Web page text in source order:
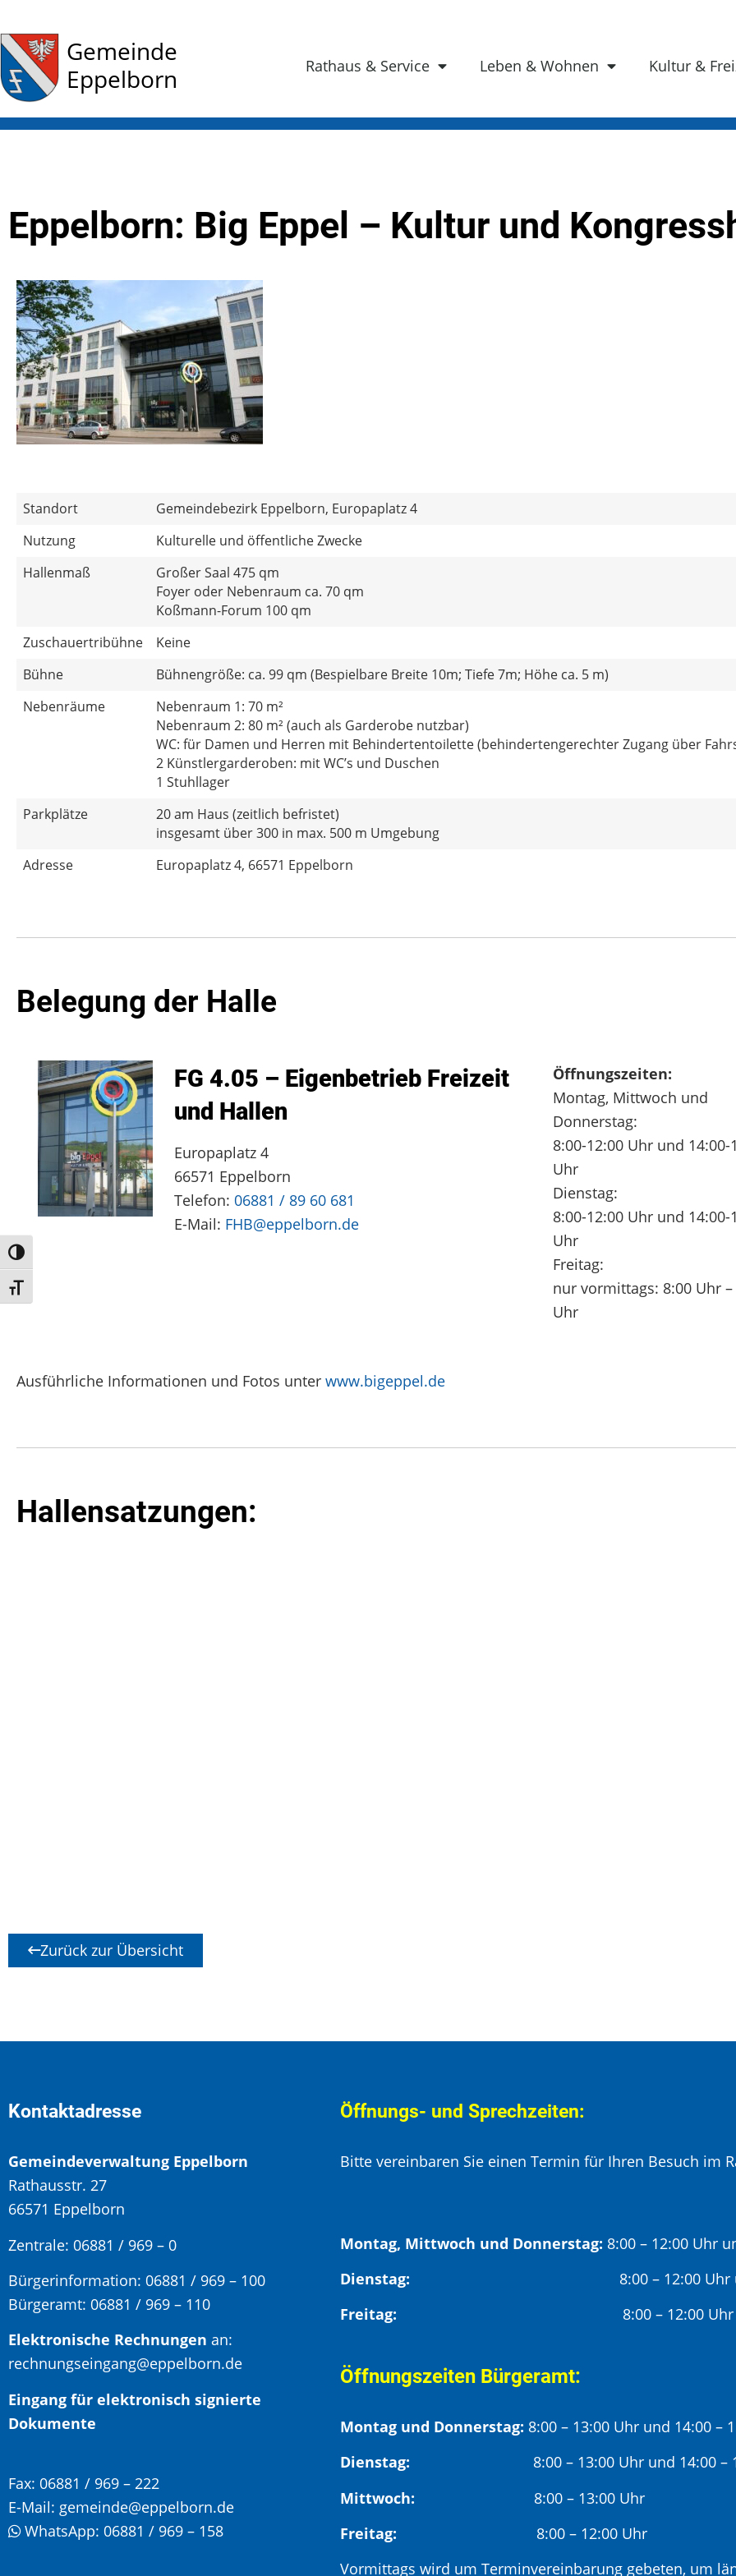
Umschalten auf hohe Kontraste
Schrift vergrößern
Gemeinde
Eppelborn
Rathaus & Service Leben & Wohnen Kultur &
Eppelborn: Big Eppel – Kultur und
Standort
Gemeindebezirk Eppelborn, Europaplatz 4
Nutzung
Kulturelle und öffentliche Zwecke
Hallenmaß
Großer Saal 475 qm
Foyer oder Nebenraum ca. 70 qm
Koßmann-Forum 100 qm
Zuschauertribühne
Keine
Bühne
Bühnengröße: ca. 99 qm (Bespielbare Breite 10m; Tiefe 7m; Höhe ca. 5 m)
Nebenräume
Nebenraum 1: 70 m²
Nebenraum 2: 80 m² (auch als Garderobe nutzbar)
WC: für Damen und Herren mit Behindertentoilette (behindertengerechter Zugang über
2 Künstlergarderoben: mit WC’s und Duschen
1 Stuhllager
Parkplätze
20 am Haus (zeitlich befristet)
insgesamt über 300 in max. 500 m Umgebung
Adresse
Europaplatz 4, 66571 Eppelborn
Belegung der Halle
FG 4.05 – Eigenbetrieb Freizeit
und Hallen
Europaplatz 4
66571 Eppelborn
Telefon: 06881 / 89 60 681
E-Mail: FHB@eppelborn.de
Öffnungszeiten:
Montag, Mittwoch und
Donnerstag:
8:00-12:00 Uhr und 14:00-
Uhr
Dienstag:
8:00-12:00 Uhr und 14:00-
Uhr
Freitag:
nur vormittags: 8:00 Uhr –
Uhr
Ausführliche Informationen und Fotos unter www.bigeppel.de
Hallensatzungen:
Zurück zur Übersicht
Kontaktadresse
Gemeindeverwaltung Eppelborn
Rathausstr. 27
66571 Eppelborn
Zentrale: 06881 / 969 – 0
Bürgerinformation: 06881 / 969 – 100
Bürgeramt: 06881 / 969 – 110
Elektronische Rechnungen an:
rechnungseingang@eppelborn.de
Eingang für elektronisch signierte
Dokumente
Fax: 06881 / 969 – 222
E-Mail: gemeinde@eppelborn.de
WhatsApp: 06881 / 969 – 158
Öffnungs- und Sprechzeiten:
Bitte vereinbaren Sie einen Termin für Ihren Besuch im
Montag, Mittwoch und Donnerstag: 8:00 – 12:00 Uhr
Dienstag: 8:00 – 12:00
Freitag:
8:00 – 12:00 Uhr
Öffnungszeiten Bürgeramt:
Montag und Donnerstag: 8:00 – 13:00 Uhr und 14:00 –
Dienstag: 8:00 – 13:00 Uhr und 14:00 –
Mittwoch: 8:00 – 13:00 Uhr
Freitag:
8:00 – 12:00 Uhr
Vormittags wird um Terminvereinbarung gebeten, um